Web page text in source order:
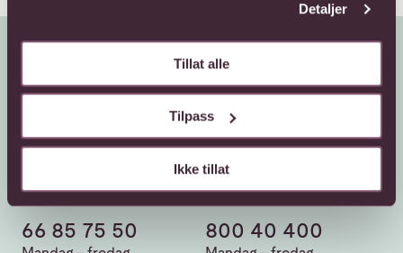
Detaljer
Tillat alle
Tilpass
Ikke tillat
Kundeservice
66 85 75 50 800 40 400